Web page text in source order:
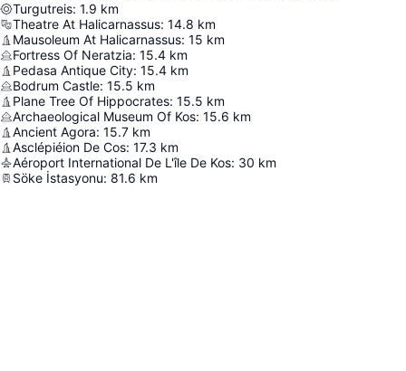
Turgutreis: 1.9 km
Theatre At Halicarnassus: 14.8 km
Mausoleum At Halicarnassus: 15 km
Fortress Of Neratzia: 15.4 km
Pedasa Antique City: 15.4 km
Bodrum Castle: 15.5 km
Plane Tree Of Hippocrates: 15.5 km
Archaeological Museum Of Kos: 15.6 km
Ancient Agora: 15.7 km
Asclépiéion De Cos: 17.3 km
Aéroport International De L'île De Kos: 30 km
Söke İstasyonu: 81.6 km